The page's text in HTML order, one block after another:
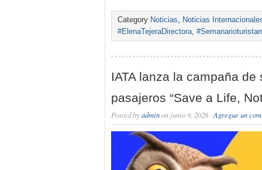
Category Noticias, Noticias
#ElenaTejeraDirectora,
IATA lanza la campaña de
pasajeros “Save a Life,
Posted byadminon junio 9, 2026 · Agregue un